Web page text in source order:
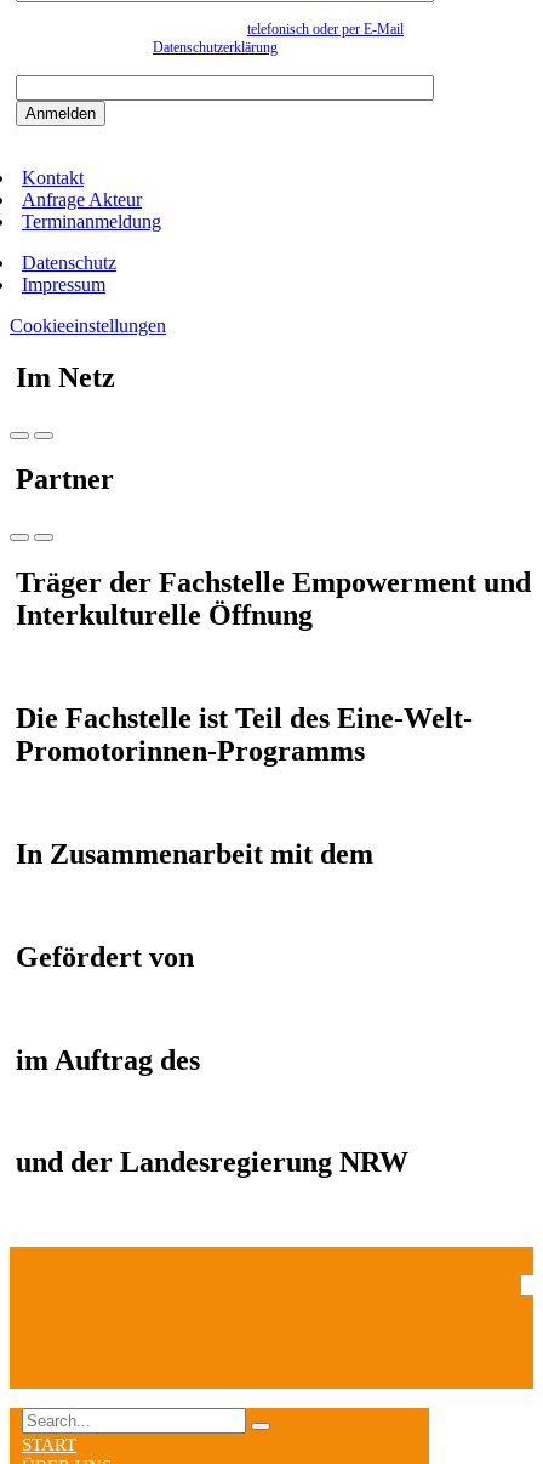
telefonisch oder per E-Mail
Datenschutzerklärung
Kontakt
Anfrage Akteur
Terminanmeldung
Datenschutz
Impressum
Cookieeinstellungen
Im Netz
Partner
Träger der Fachstelle Empowerment und
Interkulturelle Öffnung
Die Fachstelle ist Teil des Eine-Welt-
Promotorinnen-Programms
In Zusammenarbeit mit dem
Gefördert von
im Auftrag des
und der Landesregierung NRW
START